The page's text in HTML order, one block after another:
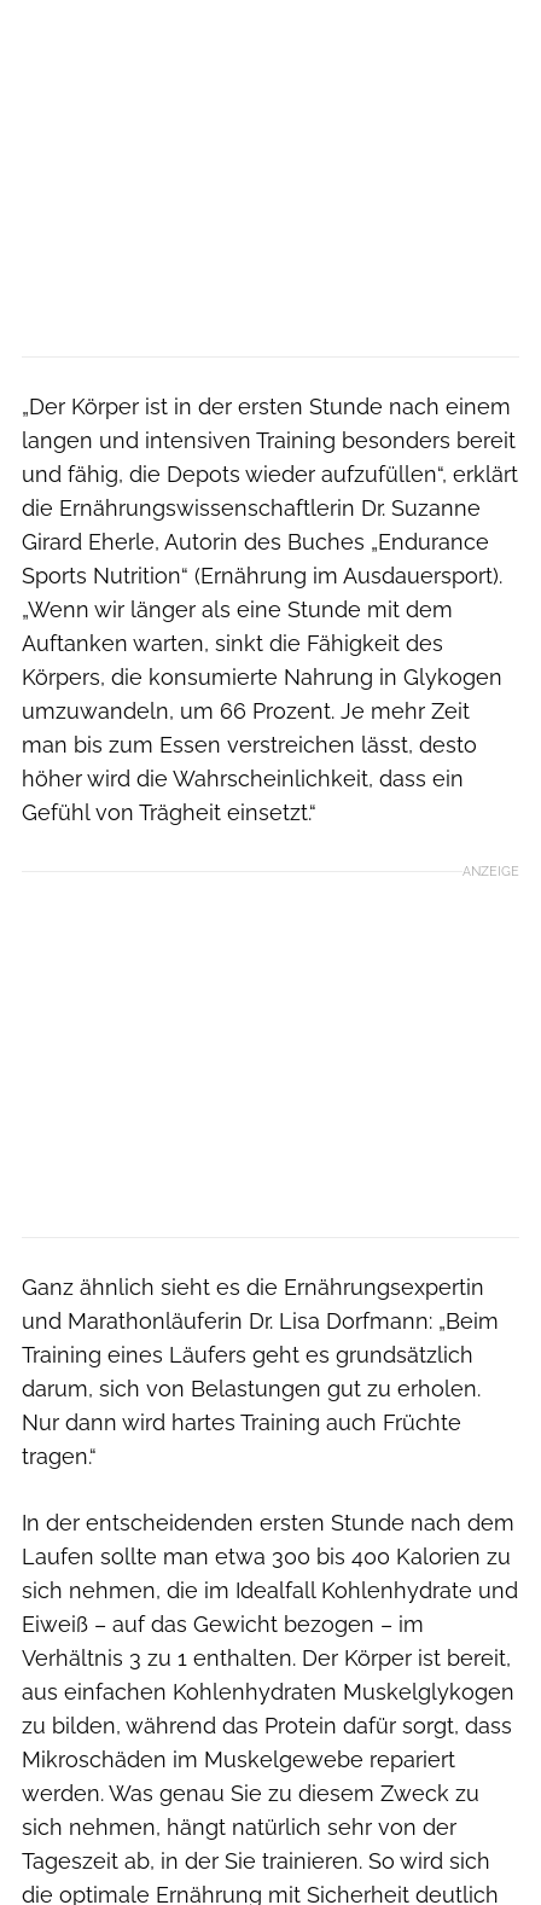
„Der Körper ist in der ersten Stunde nach einem
langen und intensiven Training besonders bereit
und fähig, die Depots wieder aufzufüllen“, erklärt
die Ernährungswissenschaftlerin Dr. Suzanne
Girard Eherle, Autorin des Buches „Endurance
Sports Nutrition“ (Ernährung im Ausdauersport).
„Wenn wir länger als eine Stunde mit dem
Auftanken warten, sinkt die Fähigkeit des
Körpers, die konsumierte Nahrung in Glykogen
umzuwandeln, um 66 Prozent. Je mehr Zeit
man bis zum Essen verstreichen lässt, desto
höher wird die Wahrscheinlichkeit, dass ein
Gefühl von Trägheit einsetzt.“
ANZEIGE
Ganz ähnlich sieht es die Ernährungsexpertin
und Marathonläuferin Dr. Lisa Dorfmann: „Beim
Training eines Läufers geht es grundsätzlich
darum, sich von Belastungen gut zu erholen.
Nur dann wird hartes Training auch Früchte
tragen.“
In der entscheidenden ersten Stunde nach dem
Laufen sollte man etwa 300 bis 400 Kalorien zu
sich nehmen, die im Idealfall Kohlenhydrate und
Eiweiß – auf das Gewicht bezogen – im
Verhältnis 3 zu 1 enthalten. Der Körper ist bereit,
aus einfachen Kohlenhydraten Muskelglykogen
zu bilden, während das Protein dafür sorgt, dass
Mikroschäden im Muskelgewebe repariert
werden. Was genau Sie zu diesem Zweck zu
sich nehmen, hängt natürlich sehr von der
Tageszeit ab, in der Sie trainieren. So wird sich
die optimale Ernährung mit Sicherheit deutlich